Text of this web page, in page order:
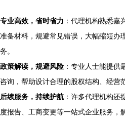
专业高效，省时省力 ：代理机构熟悉嘉
准备材料，规避常见错误，大幅缩短办
务。
政策解读，规避风险 ：专业人士能提供
咨询，帮助设计合理的股权结构、经营
后续服务，持续护航 ：许多代理机构还
度报告、工商变更等一站式企业服务，